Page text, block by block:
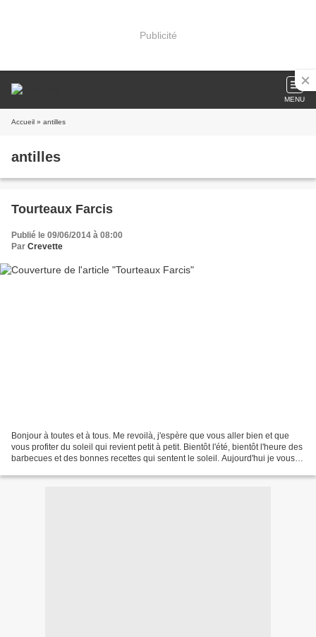
Publicité
MENU
Accueil » antilles
antilles
Tourteaux Farcis
Publié le 09/06/2014 à 08:00
Par Crevette
Bonjour à toutes et à tous. Me revoilà, j'espère que vous aller bien et que
vous profiter du soleil qui revient petit à petit. Bientôt l'été, bientôt l'heure des
barbecues et des bonnes recettes qui sentent le soleil. Aujourd'hui je vous